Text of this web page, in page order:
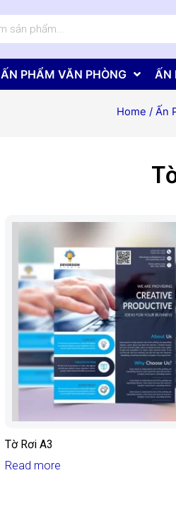
ẤN PHẨM VĂN PHÒNG ẤN
Home / Ấn
Tờ Rơi A3
Read more